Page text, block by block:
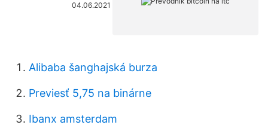
04.06.2021
Alibaba šanghajská burza
Previesť 5,75 na binárne
Ibanx amsterdam